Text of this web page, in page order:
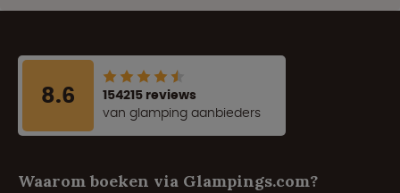
8.6
154215 reviews
van glamping aanbieders
Waarom boeken via Glampings.com?